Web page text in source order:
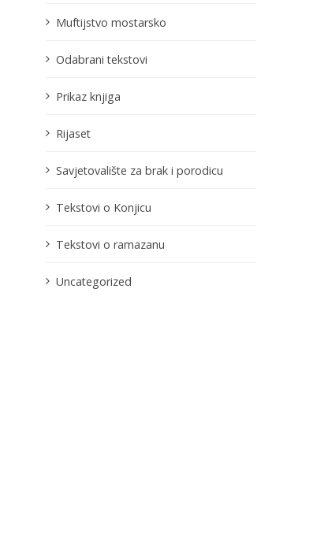
Muftijstvo mostarsko
Odabrani tekstovi
Prikaz knjiga
Rijaset
Savjetovalište za brak i porodicu
Tekstovi o Konjicu
Tekstovi o ramazanu
Uncategorized